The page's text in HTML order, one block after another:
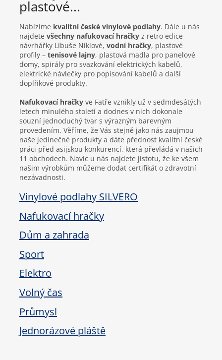
plastové...
Nabízíme kvalitní české vinylové podlahy. Dále u nás
najdete všechny nafukovací hračky z retro edice
návrhářky Libuše Niklové, vodní hračky, plastové
profily – tenisové lajny, plastová madla pro panelové
domy, spirály pro svazkování elektrických kabelů,
elektrické návlečky pro popisování kabelů a další
doplňkové produkty.
Nafukovací hračky ve Fatře vznikly už v sedmdesátých
letech minulého století a dodnes v nich dokonale
souzní jednoduchý tvar s výrazným barevným
provedením. Věříme, že Vás stejně jako nás zaujmou
naše jedinečné produkty a dáte přednost kvalitní české
práci před asijskou konkurencí, která převládá v našich
11 obchodech. Navíc u nás najdete jistotu, že ke všem
našim výrobkům můžeme dodat certifikát o zdravotní
nezávadnosti.
Vinylové podlahy SILVERO
Nafukovací hračky
Dům a zahrada
Sport
Elektro
Volný čas
Průmysl
Jednorázové pláště